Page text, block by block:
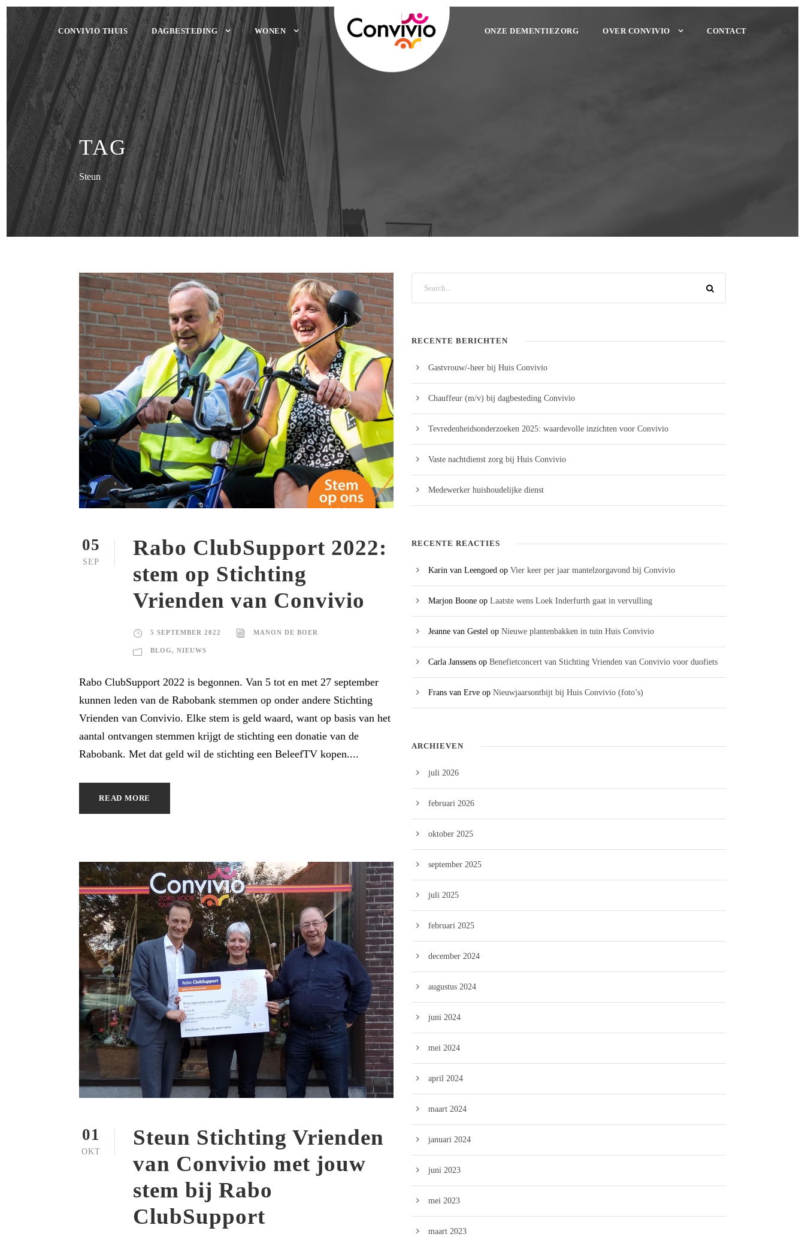
CONVIVIO THUIS DAGBESTEDING WONEN ONZE DEMENTIEZORG OVER CONVIVIO CONTACT
TAG
Steun
05
SEP
Rabo ClubSupport 2022:
stem op Stichting
Vrienden van Convivio
5 SEPTEMBER 2022 MANON DE BOER
BLOG, NIEUWS
Rabo ClubSupport 2022 is begonnen. Van 5 tot en met 27 september
kunnen leden van de Rabobank stemmen op onder andere Stichting
Vrienden van Convivio. Elke stem is geld waard, want op basis van het
aantal ontvangen stemmen krijgt de stichting een donatie van de
Rabobank. Met dat geld wil de stichting een BeleefTV kopen....
READ MORE
01
OKT
Steun Stichting Vrienden
van Convivio met jouw
stem bij Rabo
ClubSupport
RECENTE BERICHTEN
Gastvrouw/-heer bij Huis Convivio
Chauffeur (m/v) bij dagbesteding Convivio
Tevredenheidsonderzoeken 2025: waardevolle inzichten voor Convivio
Vaste nachtdienst zorg bij Huis Convivio
Medewerker huishoudelijke dienst
RECENTE REACTIES
Karin van Leengoed op Vier keer per jaar mantelzorgavond bij Convivio
Marjon Boone op Laatste wens Loek Inderfurth gaat in vervulling
Jeanne van Gestel op Nieuwe plantenbakken in tuin Huis Convivio
Carla Janssens op Benefietconcert van Stichting Vrienden van Convivio voor duofiets
Frans van Erve op Nieuwjaarsontbijt bij Huis Convivio (foto’s)
ARCHIEVEN
juli 2026
februari 2026
oktober 2025
september 2025
juli 2025
februari 2025
december 2024
augustus 2024
juni 2024
mei 2024
april 2024
maart 2024
januari 2024
juni 2023
mei 2023
maart 2023